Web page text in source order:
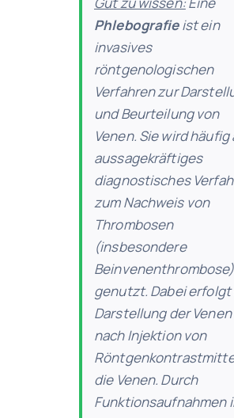
Phlebografieist ein
invasives
röntgenologischen
Verfahren zur
und Beurteilung von
Venen. Sie wird häufig
aussagekräftiges
diagnostisches
zum Nachweis von
Thrombosen
(insbesondere
Beinvenenthrombose)
genutzt. Dabei erfolgt
Darstellung der Venen
nach Injektion von
die Venen. Durch
Funktionsaufnahmen